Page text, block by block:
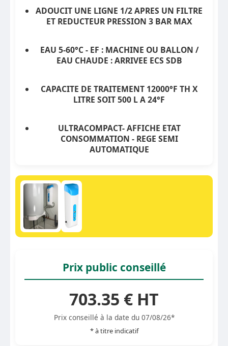
ADOUCIT UNE LIGNE 1/2 APRES UN FILTRE
ET REDUCTEUR PRESSION 3 BAR MAX
EAU 5-60°C - EF : MACHINE OU BALLON /
EAU CHAUDE : ARRIVEE ECS SDB
CAPACITE DE TRAITEMENT 12000°F TH X
LITRE SOIT 500 L A 24°F
ULTRACOMPACT- AFFICHE ETAT
CONSOMMATION - REGE SEMI
AUTOMATIQUE
Prix public conseillé
703.35 € HT
Prix conseillé à la date du 07/08/26*
* à titre indicatif